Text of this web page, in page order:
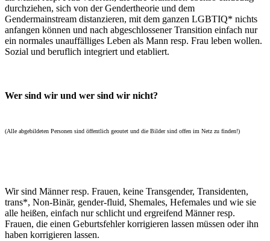
durchziehen, sich von der Gendertheorie und dem
Gendermainstream distanzieren, mit dem ganzen LGBTIQ* nichts
anfangen können und nach abgeschlossener Transition einfach nur
ein normales unauffälliges Leben als Mann resp. Frau leben wollen.
Sozial und beruflich integriert und etabliert.
Wer sind wir und wer sind wir nicht?
(Alle abgebildeten Personen sind öffentlich geoutet und die Bilder sind offen im Netz zu finden!)
Wir sind Männer resp. Frauen, keine Transgender, Transidenten,
trans*, Non-Binär, gender-fluid, Shemales, Hefemales und wie sie
alle heißen, einfach nur schlicht und ergreifend Männer resp.
Frauen, die einen Geburtsfehler korrigieren lassen müssen oder ihn
haben korrigieren lassen.